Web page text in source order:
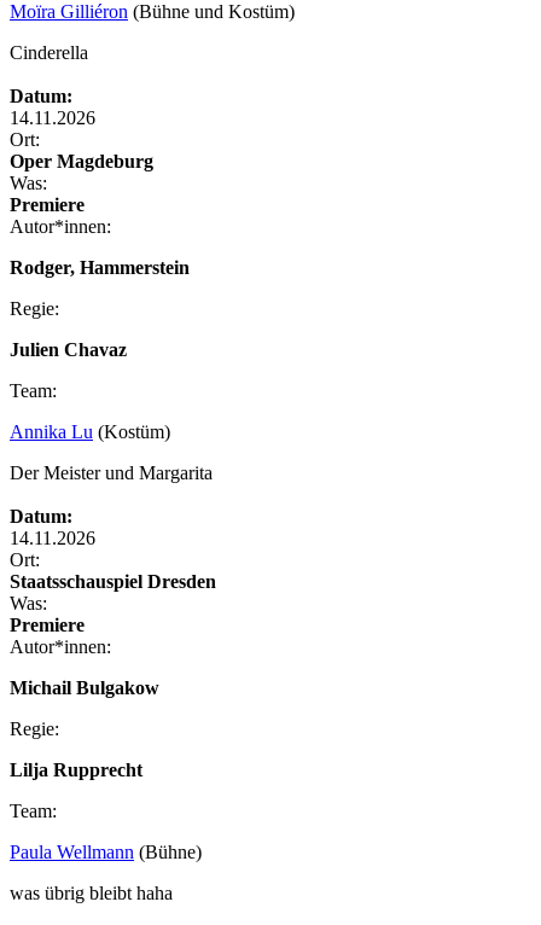
Moïra Gilliéron (Bühne und Kostüm)
Cinderella
Datum:
14.11.2026
Ort:
Oper Magdeburg
Was:
Premiere
Autor*innen:
Rodger, Hammerstein
Regie:
Julien Chavaz
Team:
Annika Lu (Kostüm)
Der Meister und Margarita
Datum:
14.11.2026
Ort:
Staatsschauspiel Dresden
Was:
Premiere
Autor*innen:
Michail Bulgakow
Regie:
Lilja Rupprecht
Team:
Paula Wellmann (Bühne)
was übrig bleibt haha